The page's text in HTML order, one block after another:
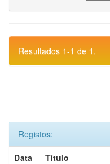
Resultados 1-1 de 1.
Registos:
Data
Título